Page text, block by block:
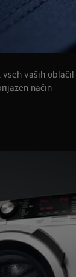
vaših
način